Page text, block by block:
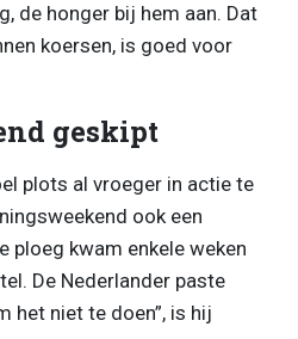
de honger bij hem aan. Dat
koersen, is goed voor
geskipt
plots al vroeger in actie te
ook een
ploeg kwam enkele weken
De Nederlander paste
het niet te doen”, is hij